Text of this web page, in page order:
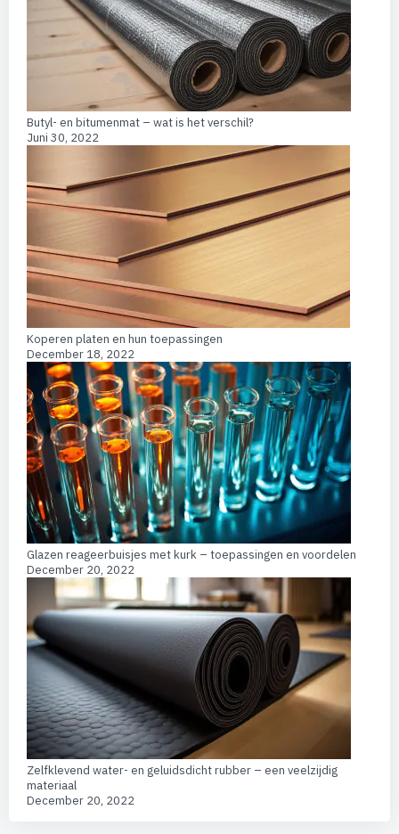
Butyl- en bitumenmat – wat is het verschil?
Juni 30, 2022
Koperen platen en hun toepassingen
December 18, 2022
Glazen reageerbuisjes met kurk – toepassingen en voordelen
December 20, 2022
Zelfklevend water- en geluidsdicht rubber – een veelzijdig
materiaal
December 20, 2022